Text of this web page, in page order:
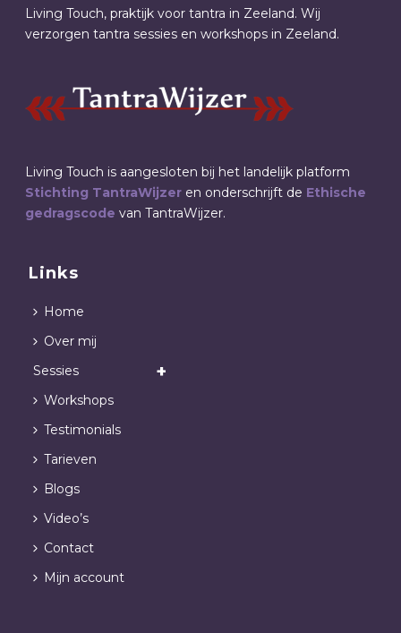
Living Touch, praktijk voor tantra in Zeeland. Wij
verzorgen tantra sessies en workshops in Zeeland.
Living Touch is aangesloten bij het landelijk platform
Stichting TantraWijzer en onderschrijft de Ethische
gedragscode van TantraWijzer.
Links
Home
Over mij
Sessies
Workshops
Testimonials
Tarieven
Blogs
Video’s
Contact
Mijn account